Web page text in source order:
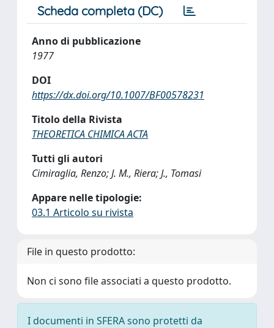
Scheda completa (DC)
Anno di pubblicazione
1977
DOI
https://dx.doi.org/10.1007/BF00578231
Titolo della Rivista
THEORETICA CHIMICA ACTA
Tutti gli autori
Cimiraglia, Renzo; J. M., Riera; J., Tomasi
Appare nelle tipologie:
03.1 Articolo su rivista
File in questo prodotto:
Non ci sono file associati a questo prodotto.
I documenti in SFERA sono protetti da